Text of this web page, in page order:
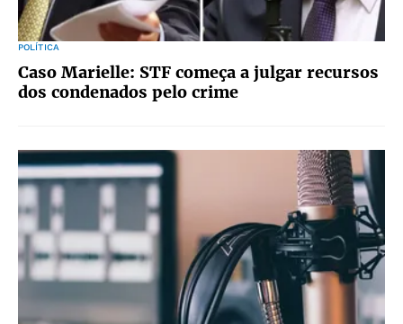
POLÍTICA
Caso Marielle: STF começa a julgar recursos
dos condenados pelo crime